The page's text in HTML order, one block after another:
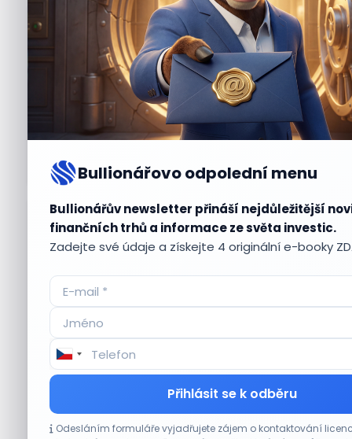
Bullionářovo odpolední menu
Bullionářův newsletter přináší nejdůležitější
finančních trhů a informace ze světa investic.
Zadejte své údaje a získejte 4 originální e-booky
Přihlásit se k odběru
Odesláním formuláře vyjadřujete zájem o kontaktování
Aktuálnípříležitosti
Plány Starlinku srazily akcie T-Mobile, AT&T